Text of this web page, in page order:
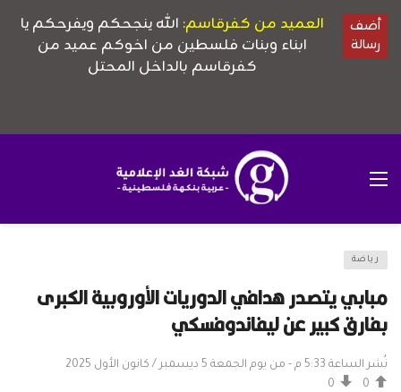
رياضة
مبابي يتصدر هدافي الدوريات الأوروبية الكبرى
بفارق كبير عن ليفاندوفسكي
نُشر الساعة 5:33 م - من يوم الجمعة 5 ديسمبر / كانون الأول 2025
0
0